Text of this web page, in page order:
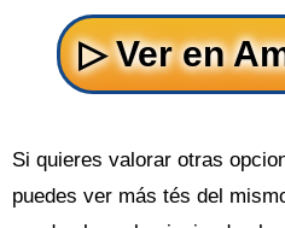
Si quieres valorar otras
puedes ver más tés del